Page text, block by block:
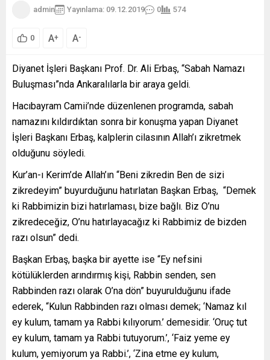
admin Yayınlama: 09.12.2019 0 574
0 A+ A-
Diyanet İşleri Başkanı Prof. Dr. Ali Erbaş, “Sabah Namazı
Buluşması”nda Ankaralılarla bir araya geldi.
Hacıbayram Camii’nde düzenlenen programda, sabah
namazını kıldırdıktan sonra bir konuşma yapan Diyanet
İşleri Başkanı Erbaş, kalplerin cilasının Allah’ı zikretmek
olduğunu söyledi.
Kur’an-ı Kerim’de Allah’ın “Beni zikredin Ben de sizi
zikredeyim” buyurduğunu hatırlatan Başkan Erbaş, “Demek
ki Rabbimizin bizi hatırlaması, bize bağlı. Biz O’nu
zikredeceğiz, O’nu hatırlayacağız ki Rabbimiz de bizden
razı olsun” dedi.
Başkan Erbaş, başka bir ayette ise “Ey nefsini
kötülüklerden arındırmış kişi, Rabbin senden, sen
Rabbinden razı olarak O’na dön” buyurulduğunu ifade
ederek, “Kulun Rabbinden razı olması demek; ‘Namaz kıl
ey kulum, tamam ya Rabbi kılıyorum.’ demesidir. ‘Oruç tut
ey kulum, tamam ya Rabbi tutuyorum.’, ‘Faiz yeme ey
kulum, yemiyorum ya Rabbi.’, ‘Zina etme ey kulum,